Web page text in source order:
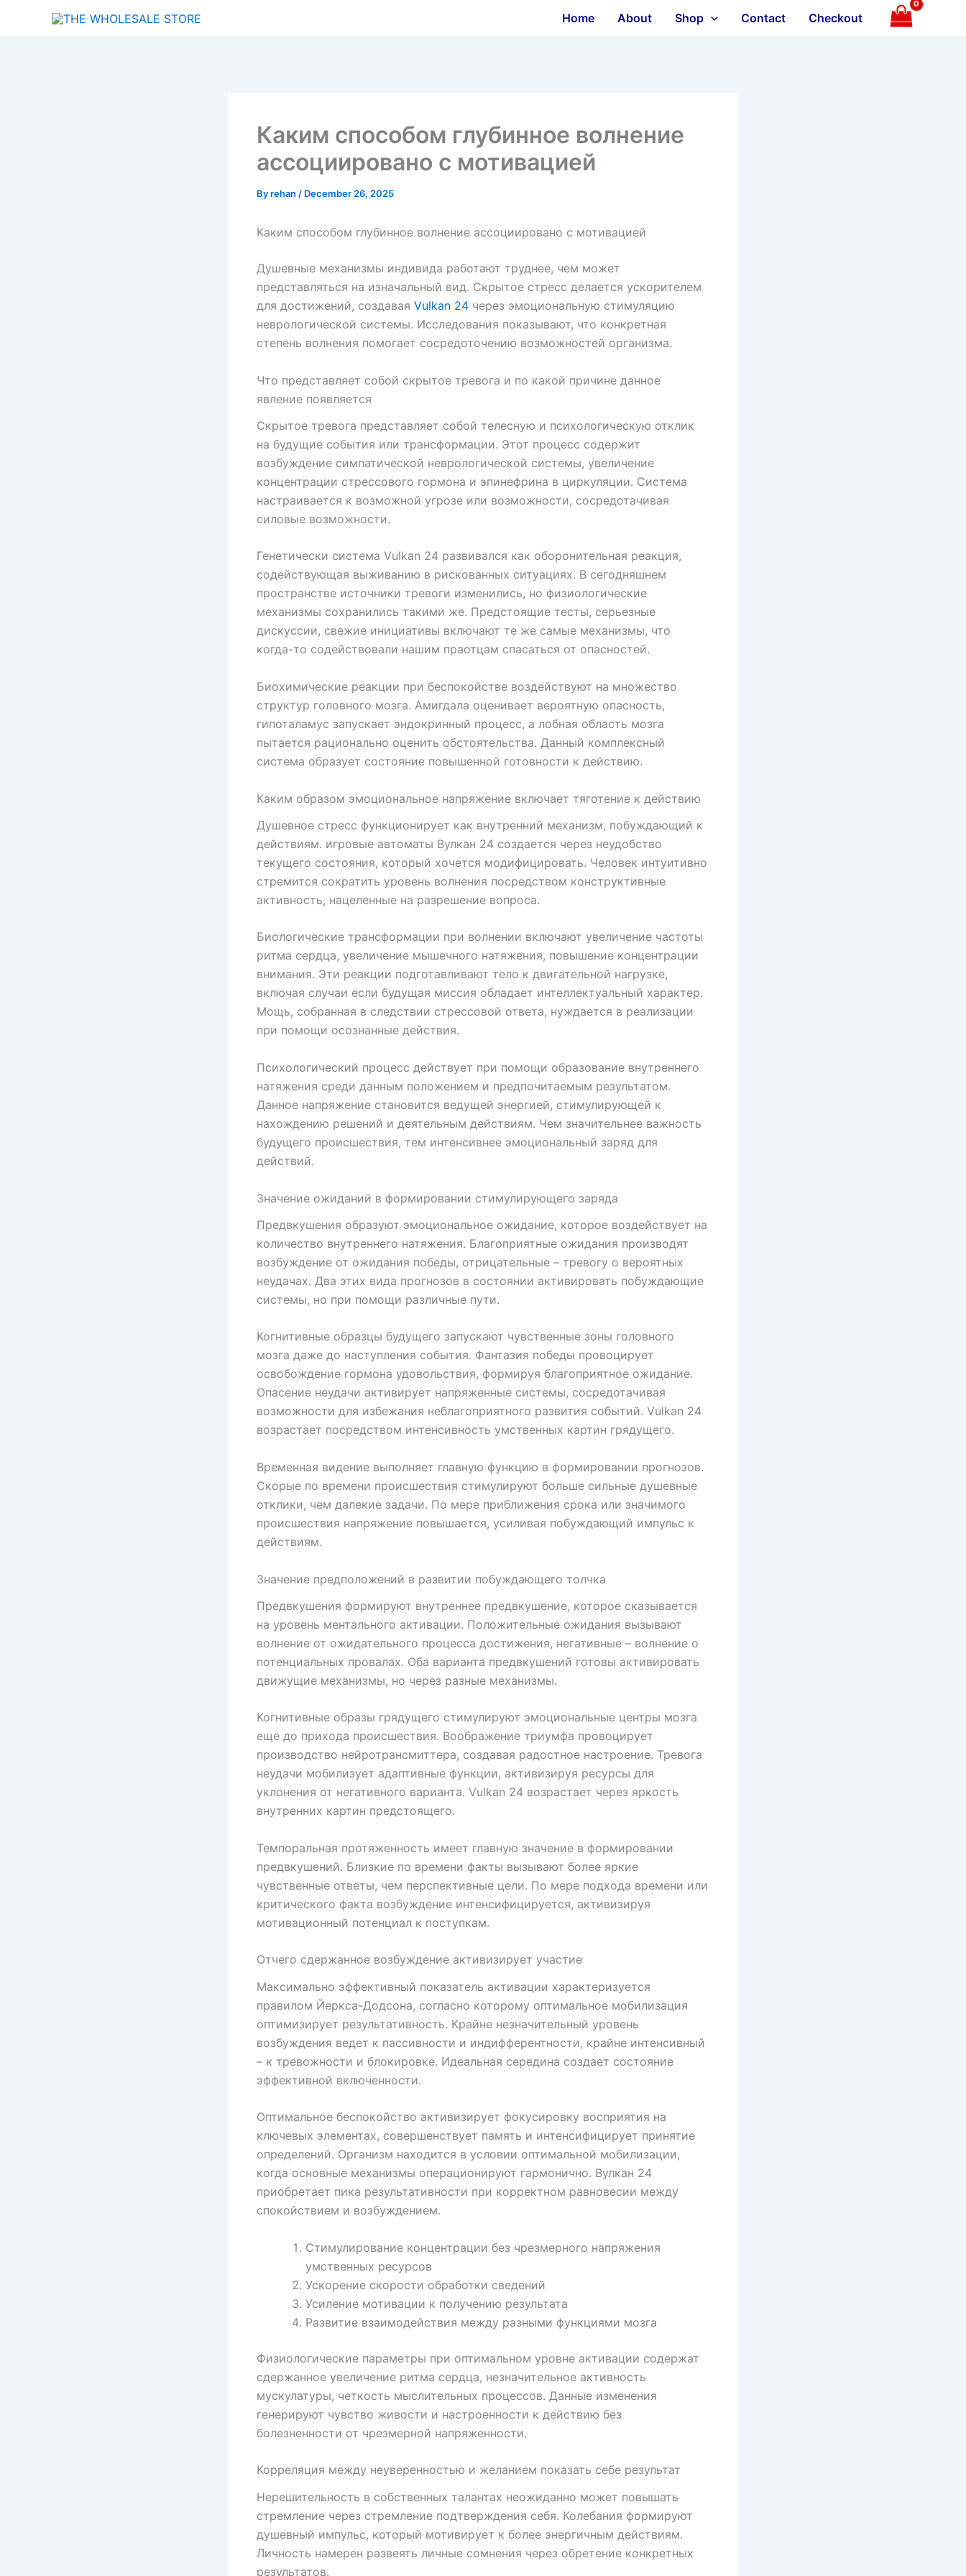
Home About Shop Contact Checkout
Каким способом глубинное волнение
ассоциировано с мотивацией
Byrehan / December 26, 2025
Каким способом глубинное волнение ассоциировано с мотивацией
Душевные механизмы индивида работают труднее, чем может
представляться на изначальный вид. Скрытое стресс делается ускорителем
для достижений, создавая Vulkan 24 через эмоциональную стимуляцию
неврологической системы. Исследования показывают, что конкретная
степень волнения помогает сосредоточению возможностей организма.
Что представляет собой скрытое тревога и по какой причине данное
явление появляется
Скрытое тревога представляет собой телесную и психологическую отклик
на будущие события или трансформации. Этот процесс содержит
возбуждение симпатической неврологической системы, увеличение
концентрации стрессового гормона и эпинефрина в циркуляции. Система
настраивается к возможной угрозе или возможности, сосредотачивая
силовые возможности.
Генетически система Vulkan 24 развивался как оборонительная реакция,
содействующая выживанию в рискованных ситуациях. В сегодняшнем
пространстве источники тревоги изменились, но физиологические
механизмы сохранились такими же. Предстоящие тесты, серьезные
дискуссии, свежие инициативы включают те же самые механизмы, что
когда-то содействовали нашим праотцам спасаться от опасностей.
Биохимические реакции при беспокойстве воздействуют на множество
структур головного мозга. Амигдала оценивает вероятную опасность,
гипоталамус запускает эндокринный процесс, а лобная область мозга
пытается рационально оценить обстоятельства. Данный комплексный
система образует состояние повышенной готовности к действию.
Каким образом эмоциональное напряжение включает тяготение к действию
Душевное стресс функционирует как внутренний механизм, побуждающий к
действиям. игровые автоматы Вулкан 24 создается через неудобство
текущего состояния, который хочется модифицировать. Человек интуитивно
стремится сократить уровень волнения посредством конструктивные
активность, нацеленные на разрешение вопроса.
Биологические трансформации при волнении включают увеличение частоты
ритма сердца, увеличение мышечного натяжения, повышение концентрации
внимания. Эти реакции подготавливают тело к двигательной нагрузке,
включая случаи если будущая миссия обладает интеллектуальный характер.
Мощь, собранная в следствии стрессовой ответа, нуждается в реализации
при помощи осознанные действия.
Психологический процесс действует при помощи образование внутреннего
натяжения среди данным положением и предпочитаемым результатом.
Данное напряжение становится ведущей энергией, стимулирующей к
нахождению решений и деятельным действиям. Чем значительнее важность
будущего происшествия, тем интенсивнее эмоциональный заряд для
действий.
Значение ожиданий в формировании стимулирующего заряда
Предвкушения образуют эмоциональное ожидание, которое воздействует на
количество внутреннего натяжения. Благоприятные ожидания производят
возбуждение от ожидания победы, отрицательные – тревогу о вероятных
неудачах. Два этих вида прогнозов в состоянии активировать побуждающие
системы, но при помощи различные пути.
Когнитивные образцы будущего запускают чувственные зоны головного
мозга даже до наступления события. Фантазия победы провоцирует
освобождение гормона удовольствия, формируя благоприятное ожидание.
Опасение неудачи активирует напряженные системы, сосредотачивая
возможности для избежания неблагоприятного развития событий. Vulkan 24
возрастает посредством интенсивность умственных картин грядущего.
Временная видение выполняет главную функцию в формировании прогнозов.
Скорые по времени происшествия стимулируют больше сильные душевные
отклики, чем далекие задачи. По мере приближения срока или значимого
происшествия напряжение повышается, усиливая побуждающий импульс к
действиям.
Значение предположений в развитии побуждающего толчка
Предвкушения формируют внутреннее предвкушение, которое сказывается
на уровень ментального активации. Положительные ожидания вызывают
волнение от ожидательного процесса достижения, негативные – волнение о
потенциальных провалах. Оба варианта предвкушений готовы активировать
движущие механизмы, но через разные механизмы.
Когнитивные образы грядущего стимулируют эмоциональные центры мозга
еще до прихода происшествия. Воображение триумфа провоцирует
производство нейротрансмиттера, создавая радостное настроение. Тревога
неудачи мобилизует адаптивные функции, активизируя ресурсы для
уклонения от негативного варианта. Vulkan 24 возрастает через яркость
внутренних картин предстоящего.
Темпоральная протяженность имеет главную значение в формировании
предвкушений. Близкие по времени факты вызывают более яркие
чувственные ответы, чем перспективные цели. По мере подхода времени или
критического факта возбуждение интенсифицируется, активизируя
мотивационный потенциал к поступкам.
Отчего сдержанное возбуждение активизирует участие
Максимально эффективный показатель активации характеризуется
правилом Йеркса-Додсона, согласно которому оптимальное мобилизация
оптимизирует результативность. Крайне незначительный уровень
возбуждения ведет к пассивности и индифферентности, крайне интенсивный
– к тревожности и блокировке. Идеальная середина создает состояние
эффективной включенности.
Оптимальное беспокойство активизирует фокусировку восприятия на
ключевых элементах, совершенствует память и интенсифицирует принятие
определений. Организм находится в условии оптимальной мобилизации,
когда основные механизмы операционируют гармонично. Вулкан 24
приобретает пика результативности при корректном равновесии между
спокойствием и возбуждением.
Стимулирование концентрации без чрезмерного напряжения
умственных ресурсов
Ускорение скорости обработки сведений
Усиление мотивации к получению результата
Развитие взаимодействия между разными функциями мозга
Физиологические параметры при оптимальном уровне активации содержат
сдержанное увеличение ритма сердца, незначительное активность
мускулатуры, четкость мыслительных процессов. Данные изменения
генерируют чувство живости и настроенности к действию без
болезненности от чрезмерной напряженности.
Корреляция между неуверенностью и желанием показать себе результат
Нерешительность в собственных талантах неожиданно может повышать
стремление через стремление подтверждения себя. Колебания формируют
душевный импульс, который мотивирует к более энергичным действиям.
Личность намерен развеять личные сомнения через обретение конкретных
результатов.